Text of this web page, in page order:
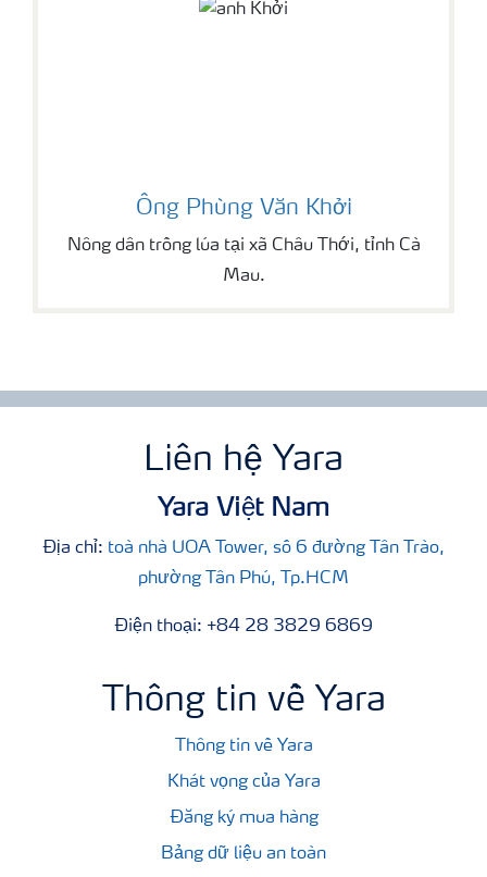
Ông Phùng Văn Khởi
Nông dân trồng lúa tại xã Châu Thới, tỉnh Cà
Mau.
Liên hệ Yara
Yara Việt Nam
Địa chỉ: toà nhà UOA Tower, số 6 đường Tân Trào,
phường Tân Phú, Tp.HCM
Điện thoại: +84 28 3829 6869
Thông tin về Yara
Thông tin về Yara
Khát vọng của Yara
Đăng ký mua hàng
Bảng dữ liệu an toàn